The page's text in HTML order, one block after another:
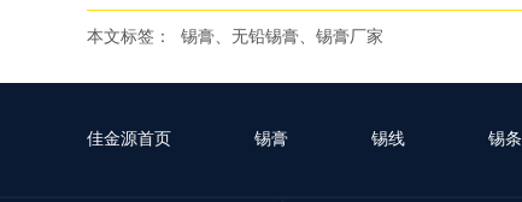
本文标签： 锡膏、无铅锡膏、锡膏厂家
佳金源首页 锡膏 锡线 锡条